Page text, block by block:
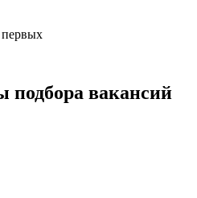
первых
вакансий